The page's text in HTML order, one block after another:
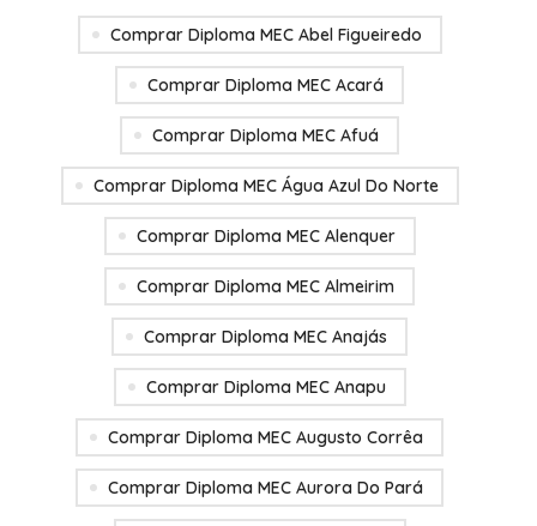
Comprar Diploma MEC Abel Figueiredo
Comprar Diploma MEC Acará
Comprar Diploma MEC Afuá
Comprar Diploma MEC Água Azul Do Norte
Comprar Diploma MEC Alenquer
Comprar Diploma MEC Almeirim
Comprar Diploma MEC Anajás
Comprar Diploma MEC Anapu
Comprar Diploma MEC Augusto Corrêa
Comprar Diploma MEC Aurora Do Pará